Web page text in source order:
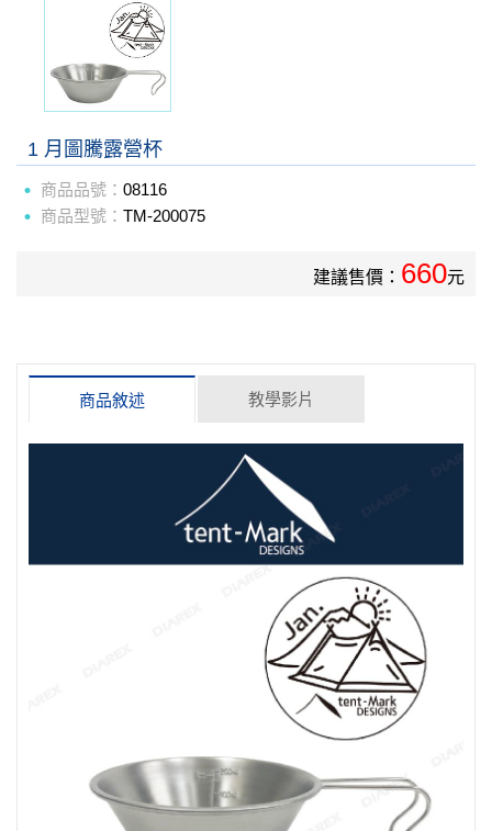
1 月圖騰露營杯
商品品號： 08116
商品型號： TM-200075
建議售價： 660元
商品敘述 教學影片